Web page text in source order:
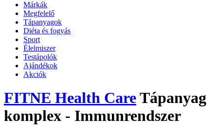
Márkák
Megfelelő
Tápanyagok
Diéta és fogyás
Sport
Élelmiszer
Testápolók
Ajándékok
Akciók
FITNE Health CareTápanyag
komplex - Immunrendszer